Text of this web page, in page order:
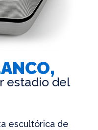
estadio del
escultórica de